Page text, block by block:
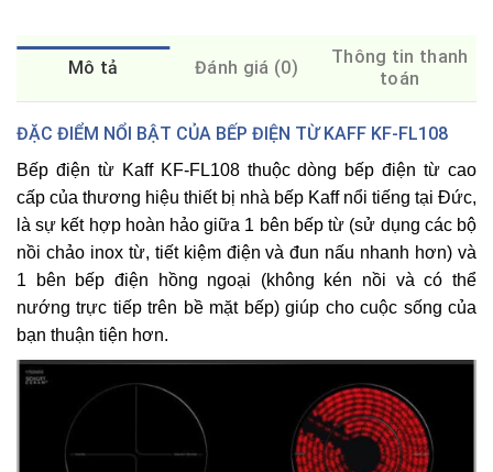
Mô tả Đánh giá (0)
Thông tin thanh
toán
ĐẶC ĐIỂM NỔI BẬT CỦA BẾP ĐIỆN TỪ KAFF KF-FL108
Bếp điện từ Kaff KF-FL108 thuộc dòng bếp điện từ cao
cấp của thương hiệu thiết bị nhà bếp Kaffnổi tiếng tại Đức,
là sự kết hợp hoàn hảo giữa 1 bên bếp từ (sử dụng các bộ
nồi chảo inox từ, tiết kiệm điện và đun nấu nhanh hơn) và
1 bên bếp điện hồng ngoại (không kén nồi và có thể
nướng trực tiếp trên bề mặt bếp) giúp cho cuộc sống của
bạn thuận tiện hơn.